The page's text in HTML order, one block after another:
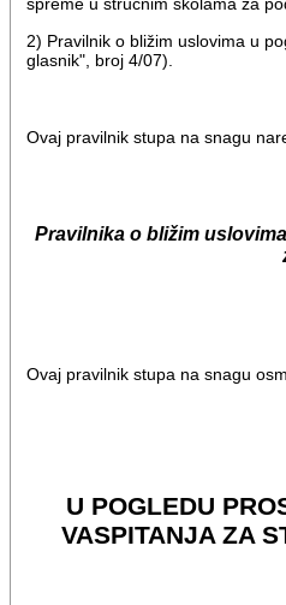
2) Pravilnik o bližim uslovima u
glasnik", broj 4/07).
Ovaj pravilnik stupa na snagu
Pravilnika o bližim
Ovaj pravilnik stupa na snagu
U POGLEDU
VASPITANJA ZA